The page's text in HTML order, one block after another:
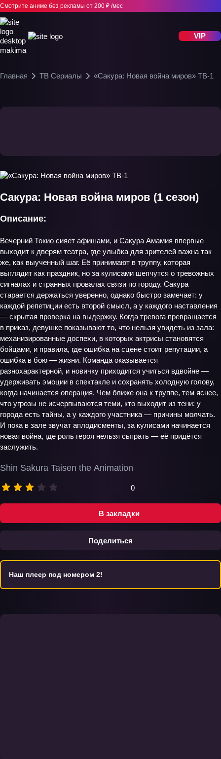
Смотрите аниме без рекламы от 200 ₽ /мес
VIP
Главная ТВ Сериалы «Сакура: Новая война миров» ТВ-1
В закладки
Поделиться
Сакура: Новая война миров (1 сезон)
Shin Sakura Taisen the Animation
0
Описание:
Вечерний Токио сияет афишами, и Сакура Амамия впервые
выходит к дверям театра, где улыбка для зрителей важна так
же, как выученный шаг. Её принимают в труппу, которая
выглядит как праздник, но за кулисами шепчутся о тревожных
сигналах и странных провалах связи по городу. Сакура
старается держаться уверенно, однако быстро замечает: у
каждой репетиции есть второй смысл, а у каждого наставления
— скрытая проверка на выдержку. Когда тревога превращается
в приказ, девушке показывают то, что нельзя увидеть из зала:
механизированные доспехи, в которых актрисы становятся
бойцами, и правила, где ошибка на сцене стоит репутации, а
ошибка в бою — жизни. Команда оказывается
разнохарактерной, и новичку приходится учиться вдвойне —
удерживать эмоции в спектакле и сохранять холодную голову,
когда начинается операция. Чем ближе она к труппе, тем яснее,
что угрозы не исчерпываются теми, кто выходит из тени: у
города есть тайны, а у каждого участника — причины молчать.
И пока в зале звучат аплодисменты, за кулисами начинается
новая война, где роль героя нельзя сыграть — её придётся
заслужить.
Наш плеер под номером 2!